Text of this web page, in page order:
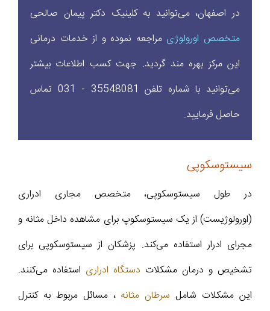
در اصفهان، می‌توانید به کلینیک دکتر پیمان صالحی
متخصص اورولوژی مراجعه نموده و از خدمات درمانی
این مرکز بهره مند گردید. جهت کسب اطلاعات بیشتر
می‌توانید با شماره تلفن 35548081 - 031 تماس
حاصل فرمایید.
سیستوسکوپی
در طول سیستوسکوپی، متخصص مجاری ادراری
(اورولوژیست) از یک سیستوسکوپ برای مشاهده داخل مثانه و
مجرای ادرار استفاده می‌کند. پزشکان از سیستوسکوپی برای
تشخیص و درمان مشکلات دستگاه ادراری استفاده می‌کنند.
این مشکلات شامل سرطان مثانه ، مسائل مربوط به کنترل